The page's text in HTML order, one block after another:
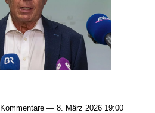
Kommentare — 8. März 2026 19:00